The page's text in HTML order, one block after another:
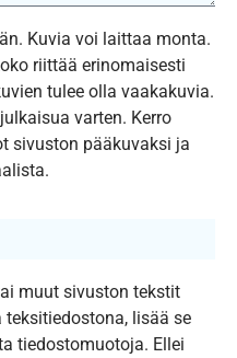
Kuvia voi laittaa monta.
riittää erinomaisesti
tulee olla vaakakuvia.
varten. Kerro
sivuston pääkuvaksi ja
muut sivuston tekstit
lisää se
tiedostomuotoja. Ellei